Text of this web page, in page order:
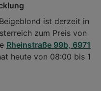
ist derzeit in
zum Preis von
Rheinstraße 99b, 6971
heute von 08:00 bis 1